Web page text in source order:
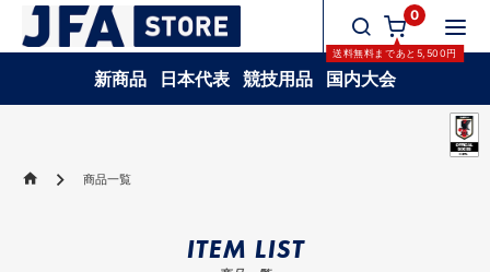
0
送料無料まであと 5,500円
新商品 日本代表 競技用品 国内大会
商品一覧
ITEM LIST